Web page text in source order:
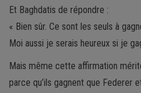
Et Baghdatis de répondre :
« Bien sûr. Ce sont les seuls à
Moi aussi je serais heureux si je
Mais même cette affirmation
parce qu’ils gagnent que Federer